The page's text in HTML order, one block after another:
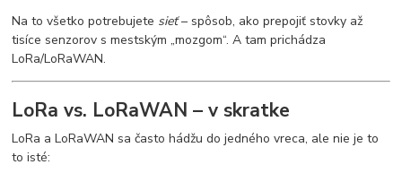
Na to všetko potrebujete sieť– spôsob, ako prepojiť stovky až
tisíce senzorov s mestským „mozgom“. A tam prichádza
LoRa/LoRaWAN.
LoRa vs. LoRaWAN – v skratke
LoRa a LoRaWAN sa často hádžu do jedného vreca, ale nie je to
to isté: